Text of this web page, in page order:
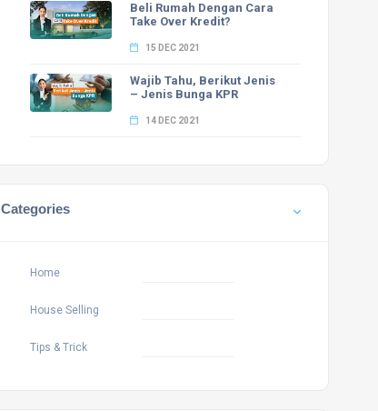
Beli Rumah Dengan Cara
Take Over Kredit?
15 DEC 2021
Wajib Tahu, Berikut Jenis
– Jenis Bunga KPR
14 DEC 2021
Categories
Home
House Selling
Tips & Trick